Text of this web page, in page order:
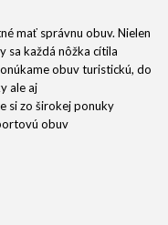
mať správnu obuv. Nielen
sa každá nôžka cítila
obuv turistickú, do
ale aj
si zo širokej ponuky
obuv